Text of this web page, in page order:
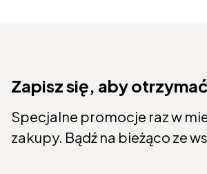
Zapisz się, aby
Specjalne promocje raz w
zakupy. Bądź na bieżąco ze